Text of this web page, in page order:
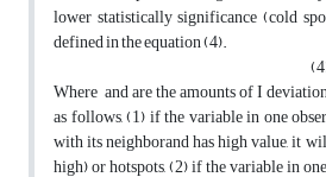
lower statistically significance (cold
defined in the equation (4).
Where and are the amounts of I
as follows, (1) if the variable in one
with its neighborand has high value, it
high) or hotspots, (2) if the variable in